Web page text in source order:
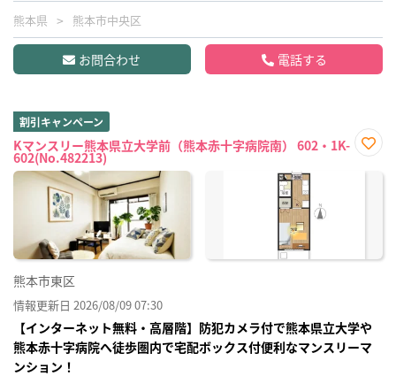
熊本県 熊本市中央区
お問合わせ 電話する
割引キャンペーン
Kマンスリー熊本県立大学前（熊本赤十字病院南） 602・1K-
602(No.482213)
に入
熊本市東区
情報更新日 2026/08/09 07:30
【インターネット無料・高層階】防犯カメラ付で熊本県立大学や
熊本赤十字病院へ徒歩圏内で宅配ボックス付便利なマンスリーマ
ンション！